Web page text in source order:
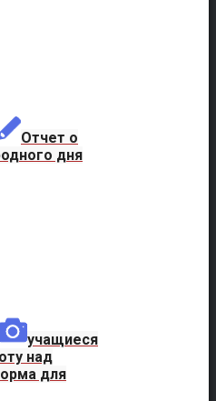
Отчет о
дня
учащиеся
над
для